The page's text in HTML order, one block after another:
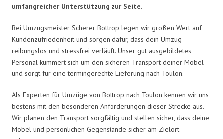
umfangreicher Unterstützung zur Seite.
Bei Umzugsmeister Scherer Bottrop legen wir großen Wert auf
Kundenzufriedenheit und sorgen dafür, dass dein Umzug
reibungslos und stressfrei verläuft. Unser gut ausgebildetes
Personal kümmert sich um den sicheren Transport deiner Möbel
und sorgt für eine termingerechte Lieferung nach Toulon.
Als Experten für Umzüge von Bottrop nach Toulon kennen wir uns
bestens mit den besonderen Anforderungen dieser Strecke aus.
Wir planen den Transport sorgfältig und stellen sicher, dass deine
Möbel und persönlichen Gegenstände sicher am Zielort